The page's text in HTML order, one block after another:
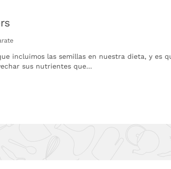
incluimos las semillas en nuestra dieta, y es
sus nutrientes que...